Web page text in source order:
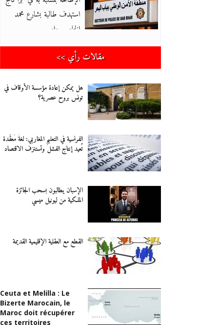
استهدف طالبة بشارع محمد
الخامس واس
مقالات رأي >>
هل يمكن إعادة مؤسسة الأوقاف في
تونس بروح عصرية؟
الفرنسية في التعليم المغاربي: لغةٌ مُعقَّدة
تُعيد إنتاج الفشل وتستنزف الاقتصاد
الإسبان يطالبون بسحب الجائزة
الملكية من ليونيل ميسي
القطع مع العقلية الإقليمية القديمة
Ceuta et Melilla : Le
Bizerte Marocain, le
Maroc doit récupérer
ces territoires